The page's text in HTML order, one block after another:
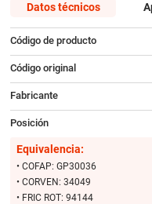
Datos técnicos
Código de producto
Código original
Fabricante
Posición
Equivalencia:
• COFAP: GP30036
• CORVEN: 34049
• FRIC ROT: 94144